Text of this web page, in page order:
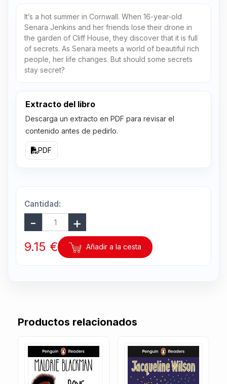
It’s a hot summer in Cornwall. When 16-year-old
Senara Jenkins and her friends lose their drone in
the garden of Cliff House, they discover that it is full
of secrets. As Senara meets a world of beautiful rich
people, her life changes. But should some secrets
stay secret?
Extracto del libro
Descarga un extracto en PDF para revisar el
contenido antes de pedirlo.
PDF
Cantidad:
9.15 € Añadir a la cesta
Productos relacionados